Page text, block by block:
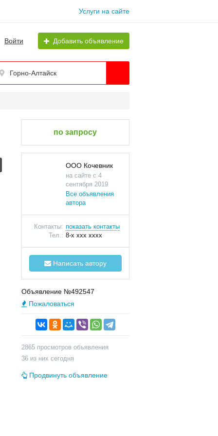
Услуги на сайте
Войти Добавить объявление
Горно-Алтайск
по запросу
ООО Кочевник
на сайте с 4
сентября 2019
Все объявления
автора
Контакты: показать контакты
Тел.: 8-x xxx xxxx
Написать автору
Объявление №492547
Пожаловаться
2865 просмотров объявления
36 из них сегодня
Продвинуть объявление